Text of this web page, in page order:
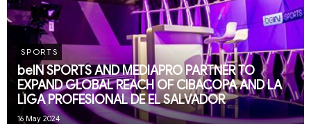
SPORTS
beIN SPORTS AND MEDIAPRO PARTNER TO
EXPAND GLOBAL REACH OF CIBACOPA AND LA
LIGA PROFESIONAL DE EL SALVADOR
16 May 2024